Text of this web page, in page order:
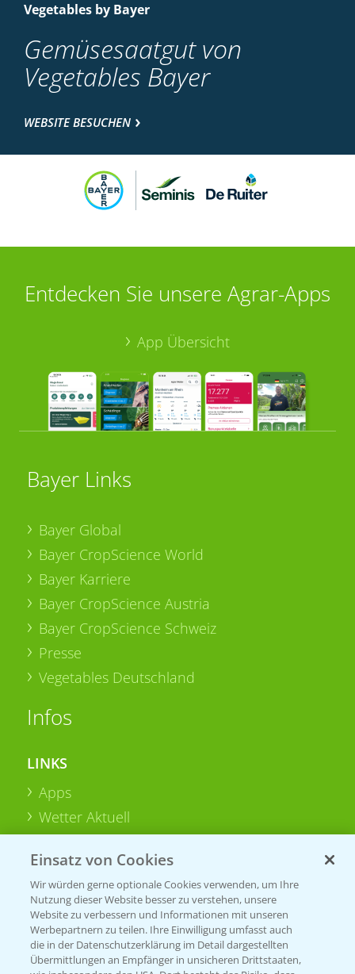
Vegetables by Bayer
Gemüsesaatgut von
Vegetables Bayer
WEBSITE BESUCHEN
Entdecken Sie unsere Agrar-Apps
App Übersicht
Bayer Links
Bayer Global
Bayer CropScience World
Bayer Karriere
Bayer CropScience Austria
Bayer CropScience Schweiz
Presse
Vegetables Deutschland
Infos
LINKS
Apps
Wetter Aktuell
BROSCHÜREN
Ackerbau
Saatgut
Sonderkulturen
Einsatz von Cookies
Wir würden gerne optionale Cookies verwenden, um Ihre
Nutzung dieser Website besser zu verstehen, unsere
Website zu verbessern und Informationen mit unseren
Werbepartnern zu teilen. Ihre Einwilligung umfasst auch
die in der Datenschutzerklärung im Detail dargestellten
Übermittlungen an Empfänger in unsicheren Drittstaaten,